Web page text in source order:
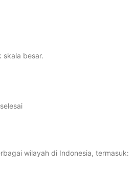
skala besar.
wilayah di Indonesia, termasuk: